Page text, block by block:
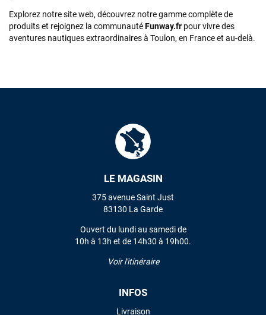
Explorez notre site web, découvrez notre gamme complète de
produits et rejoignez la communautéFunway.fr pour vivre des
aventures nautiques extraordinaires à Toulon, en France et au-delà.
LE MAGASIN
375 avenue Saint Just
83130 La Garde
Ouvert du lundi au samedi de
10h à 13h et de 14h30 à 19h00.
Voir l'itinéraire
INFOS
Livraison